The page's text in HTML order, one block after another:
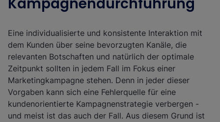
Eine individualisierte und konsistente Interaktion mit
dem Kunden über seine bevorzugten Kanäle, die
relevanten Botschaften und natürlich der optimale
Zeitpunkt sollten in jedem Fall im Fokus einer
Marketingkampagne stehen. Denn in jeder dieser
Vorgaben kann sich eine Fehlerquelle für eine
kundenorientierte Kampagnenstrategie verbergen -
und meist ist das auch der Fall. Aus diesem Grund ist